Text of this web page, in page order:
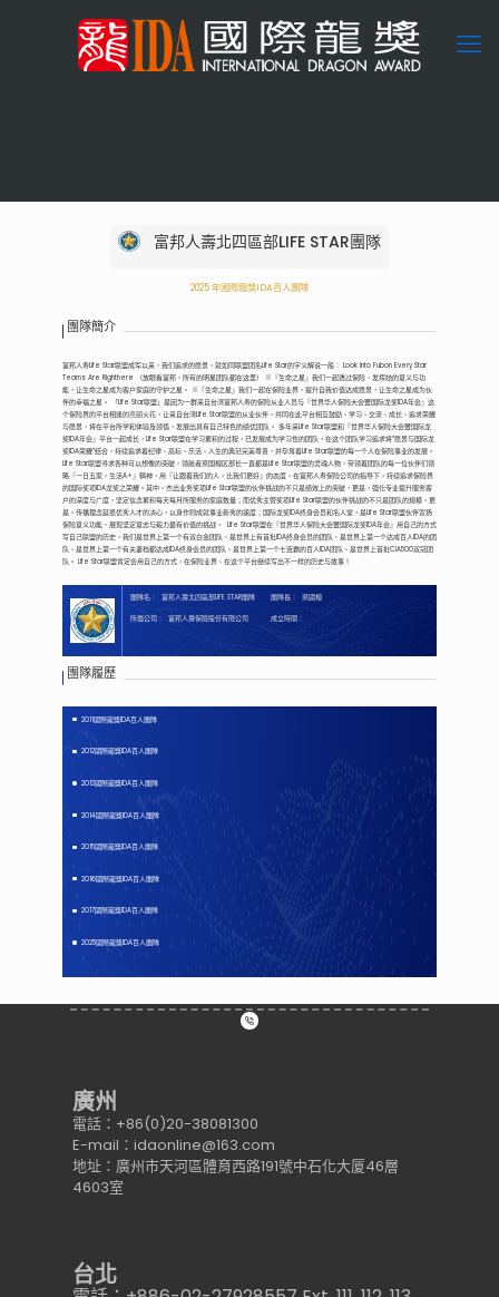
富邦人壽北四區部LIFE STAR團隊
2025年國際龍獎IDA百人團隊
團隊簡介
富邦人寿Life Star联盟成军以来，我们追求的愿景，就如同联盟团名Life Star的字义解说一般： Look Into Fubon Every Star
Teams Are Righthere （放眼看富邦，所有的明星团队都在这里） ※『生命之星』我们一起透过保险，发挥她的意义与功
能，让生命之星成为客户家庭的守护之星。 ※『生命之星』我们一起在保险业界，提升自我价值达成愿景，让生命之星成为伙
伴的幸福之星。 「Life Star联盟」是因为一群来自台湾富邦人寿的保险从业人员与『世界华人保险大会暨国际龙奖IDA年会』这
个保险界的平台相逢的亮丽火花，让来自台湾Life Star联盟的从业伙伴，共同在此平台相互鼓励、学习、交流、成长、追求荣耀
与愿景，将在平台所学和体验及领悟，发展出具有自己特色的绩优团队。 多年来Life Star联盟和『世界华人保险大会暨国际龙
奖IDA年会』平台一起成长，Life Star联盟在学习累积的过程，已发展成为学习性的团队，在这个团队学习追求将“愿景与国际龙
奖IDA荣耀”结合，持续追求着纪律、高标、乐活、人生的典范完美尊贵，并孕育着Life Star联盟的每一个人在保险事业的发展。
Life Star联盟寻求各种可以想像的突破，领航者梁国榕区部长一直都是Life Star联盟的灵魂人物，带领着团队的每一位伙伴们领
略『一日五家，生活A+』精神，用『让跟着我们的人，比我们更好』的态度，在富邦人寿保险公司的指导下，持续追求保险界
的国际奖项IDA龙奖之荣耀。其中，杰出业务奖项Life Star联盟的伙伴挑战的不只是绩效上的突破，更是，强化专业提升服务客
户的深度与广度，坚定信念累积每天每月所服务的家庭数量；而优秀主管奖项Life Star联盟的伙伴挑战的不只是团队的规模，更
是，传播理念延揽优秀人才的决心，以身作则成就事业新秀的速度；国际龙奖IDA终身会员和名人堂，是Life Star联盟伙伴宣扬
保险意义功能，展现坚定意志与毅力最有价值的挑战， Life Star联盟在『世界华人保险大会暨国际龙奖IDA年会』用自己的方式
写自己联盟的历史，我们是世界上第一个有双白金团队、是世界上有首批IDA终身会员的团队、是世界上第一个达成百人IDA的团
队、是世界上第一个有夫妻档都达成IDA终身会员的团队、是世界上第一个七连霸的百人IDA团队、是世界上首批CIA500双冠团
队。 Life Star联盟肯定会用自己的方式，在保险业界、在这个平台继续写出不一样的历史与故事！
團隊名： 富邦人壽北四區部LIFE STAR團隊 團隊長： 梁國榕
所屬公司： 富邦人壽保險股份有限公司 成立時間：
團隊履歷
2011國際龍獎IDA百人團隊
2012國際龍獎IDA百人團隊
2013國際龍獎IDA百人團隊
2014國際龍獎IDA百人團隊
2015國際龍獎IDA百人團隊
2016國際龍獎IDA百人團隊
2017國際龍獎IDA百人團隊
2025國際龍獎IDA百人團隊
廣州
電話：+86(0)20-38081300
E-mail：idaonline@163.com
地址：廣州市天河區體育西路191號中石化大厦46層
4603室
台北